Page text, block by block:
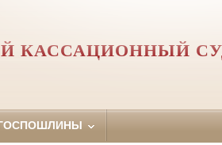
КАССАЦИОННЫЙ